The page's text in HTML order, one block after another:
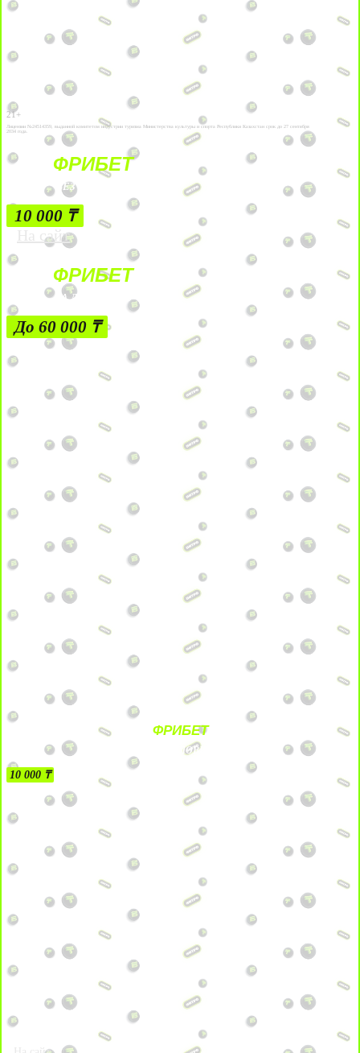
21+
Лицензии №24514359, выданной комитетом индустрии туризма Министерства культуры и спорта Республики Казахстан срок до 27 сентября
2034 года.
ФРИБЕТ
БЕЗ УСЛОВИЙ
10 000 ₸
На сайт
ФРИБЕТ
ЗА ДЕПОЗИТЫ
До 60 000 ₸
ФРИБЕТ
БЕЗ УСЛОВИЙ
10 000 ₸